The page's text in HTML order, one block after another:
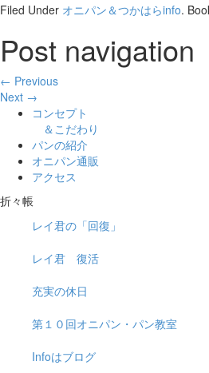
Filed Under オニパン＆つかはらinfo.
Post navigation
← Previous
Next →
コンセプト
＆こだわり
パンの紹介
オニパン通販
アクセス
折々帳
レイ君の「回復」
レイ君 復活
充実の休日
第１０回オニパン・パン教室
Infoはブログ